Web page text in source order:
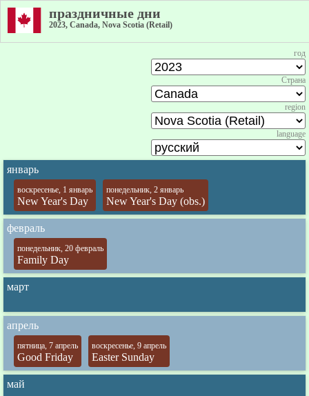
праздничные дни
2023, Canada, Nova Scotia (Retail)
год
Страна
region
language
январь
воскресенье, 1 январь
New Year's Day
понедельник, 2 январь
New Year's Day (obs.)
февраль
понедельник, 20 февраль
Family Day
март
апрель
пятница, 7 апрель
Good Friday
воскресенье, 9 апрель
Easter Sunday
май